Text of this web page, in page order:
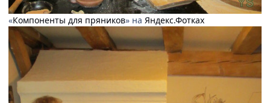
«Компоненты для пряников» на Яндекс.Фотках